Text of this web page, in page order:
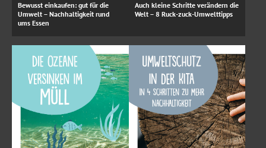
Bewusst einkaufen: gut für die
Umwelt – Nachhaltigkeit rund
ums Essen
Auch kleine Schritte verändern die
Welt – 8 Ruck-zuck-Umwelttipps